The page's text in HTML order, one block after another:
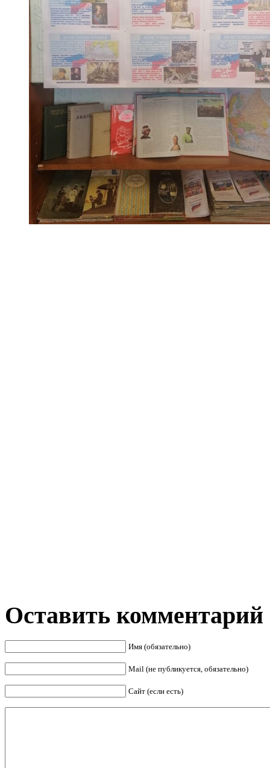
Оставить комментарий
Имя (обязательно)
Mail (не публикуется, обязательно)
Сайт (если есть)